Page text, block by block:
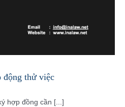
thử việc
hợp đồng cần [...]